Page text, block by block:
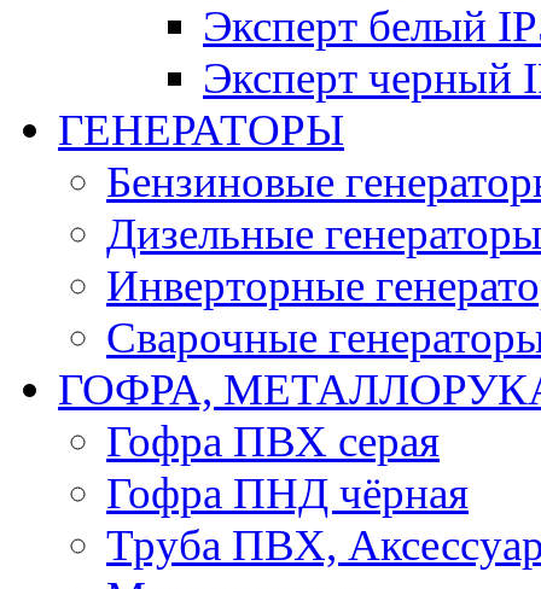
Эксперт белый
Эксперт черный
ГЕНЕРАТОРЫ
Бензиновые
Дизельные генераторы
Инверторные
Сварочные
ГОФРА,
Гофра ПВХ серая
Гофра ПНД чёрная
Труба ПВХ,